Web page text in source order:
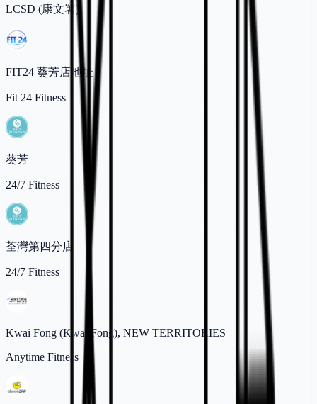
LCSD (康文署)
FIT24 葵芳店地址
Fit 24 Fitness
葵芳
24/7 Fitness
荃灣第四分店
24/7 Fitness
Kwai Fong (Kwai Fong), NEW TERRITORIES
Anytime Fitness